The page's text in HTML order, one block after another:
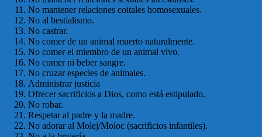
No mantener relaciones coitales homosexuales.
No al bestialismo.
No castrar.
No comer de un animal muerto naturalmente.
No comer el miembro de un animal vivo.
No comer ni beber sangre.
No cruzar especies de animales.
Administrar justicia
Ofrecer sacrificios a Dios, como está estipulado.
No robar.
Respetar al padre y la madre.
No adorar al Molej/Moloc (sacrificios infantiles).